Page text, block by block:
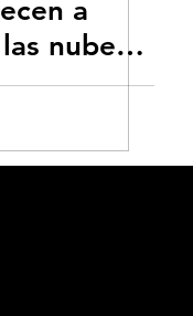
petróleo,
a
nubes
llegan a